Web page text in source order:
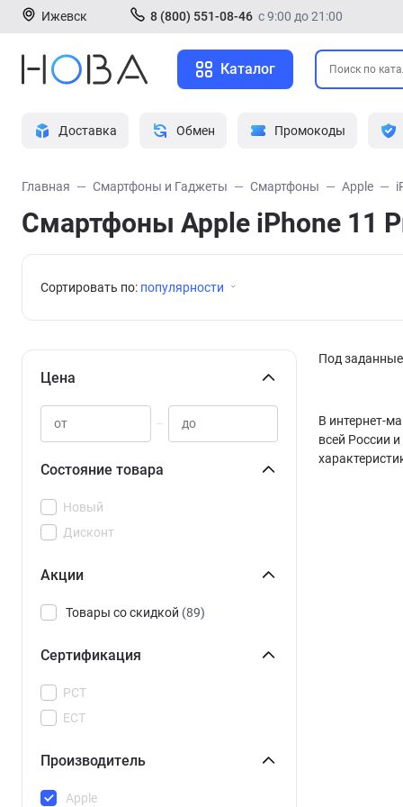
Ижевск 8 (800) 551-08-46 с 9:00 до 21:00
Каталог
Доставка Обмен Промокоды
Главная Смартфоны и Гаджеты Смартфоны Apple
Смартфоны Apple iPhone 11
Сортировать по: популярности
Цена
–
Состояние товара
Новый
Дисконт
Акции
Товары со скидкой (89)
Сертификация
РСТ
ЕСТ
Производитель
Apple
Под
В интернет-
всей России